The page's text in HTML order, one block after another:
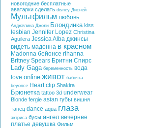
новогодние бесплатные
аватарки сделать disney Дисней
Мультфильм любовь
Анджелина Джоли Блондинка kiss
lesbian Jennifer Lopez Christina
Aguilera Jessica Alba джинсы
видеть мадонна в красном
Madonna бейонсе rihanna
Britney Spears Бритни Спирс
Lady Gaga беременность вода
love online живот бабочка
beyonce Heart clip Shakira
Брюнетка tattoo 3d underwear
Blonde fergie asian губы вишня
танец dance aqua глаза
актриса бусы ангел вечернее
платье девушка Фильм